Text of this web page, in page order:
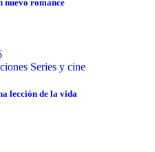
nuevo romance
Series y cine
lección de la vida